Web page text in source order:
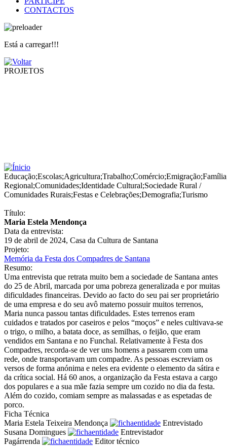
CONTACTOS
Está a carregar!!!
PROJETOS
Educação;Escolas;Agricultura;Trabalho;Comércio;Emigração;Família
Regional;Comunidades;Identidade Cultural;Sociedade Rural /
Comunidades Rurais;Festas e Celebrações;Demografia;Turismo
Título:
Maria Estela Mendonça
Data da entrevista:
19 de abril de 2024, Casa da Cultura de Santana
Projeto:
Memória da Festa dos Compadres de Santana
Resumo:
Uma entrevista que retrata muito bem a sociedade de Santana antes
do 25 de Abril, marcada por uma pobreza generalizada e por muitas
dificuldades financeiras. Devido ao facto do seu pai ser proprietário
de uma empresa e do seu avô materno possuir muitos terrenos,
Maria nunca passou tantas dificuldades. Estes terrenos eram
cuidados e tratados por caseiros e pelos “moços” e neles cultivava-se
o trigo, o milho, a batata doce, as semilhas, o feijão, que eram
vendidos em Santana e no Funchal. Relativamente à Festa dos
Compadres, recorda-se de ver uns homens a passarem com uma
rede, onde transportavam um compadre. As pessoas escreviam os
versos de forma anónima e neles era evidente o elemento da sátira e
da crítica social. Há 60 anos, a organização da Festa estava a cargo
dos populares e a sua mãe fazia sempre um cozido no dia da festa.
Além do cozido, comiam sempre as malassadas e as espetadas de
porco.
Ficha Técnica
Maria Estela Teixeira Mendonça
Entrevistado
Susana Domingues
Entrevistador
Pagárrenda
Editor técnico